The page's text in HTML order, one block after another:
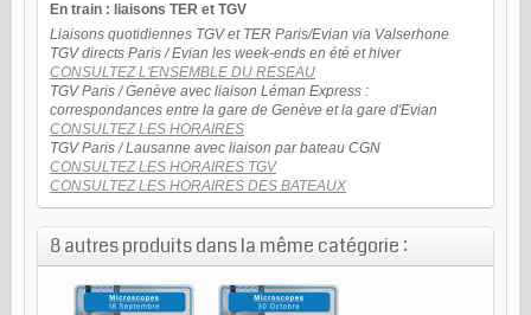
En train : liaisons TER et TGV
Liaisons quotidiennes TGV et TER Paris/Evian via Valserhone
TGV directs Paris / Evian les week-ends en été et hiver
CONSULTEZ L'ENSEMBLE DU RESEAU
TGV Paris / Genève avec liaison Léman Express :
correspondances entre la gare de Genève et la gare d'Evian
CONSULTEZ LES HORAIRES
TGV Paris / Lausanne avec liaison par bateau CGN
CONSULTEZ LES HORAIRES TGV
CONSULTEZ LES HORAIRES DES BATEAUX
8 autres produits dans la même catégorie :